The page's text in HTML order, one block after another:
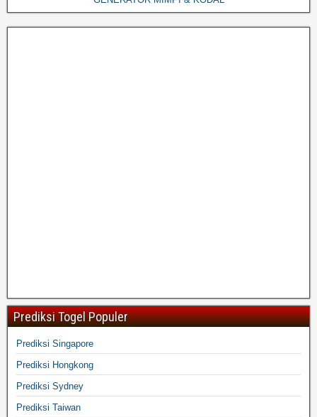
Prediksi Togel Populer
Prediksi Singapore
Prediksi Hongkong
Prediksi Sydney
Prediksi Taiwan